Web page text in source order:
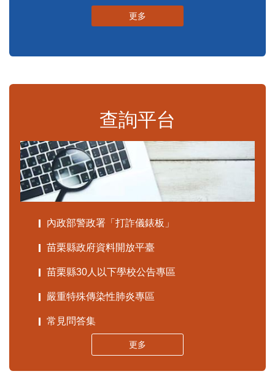
更多
查詢平台
內政部警政署「打詐儀錶板」
苗栗縣政府資料開放平臺
苗栗縣30人以下學校公告專區
嚴重特殊傳染性肺炎專區
常見問答集
更多